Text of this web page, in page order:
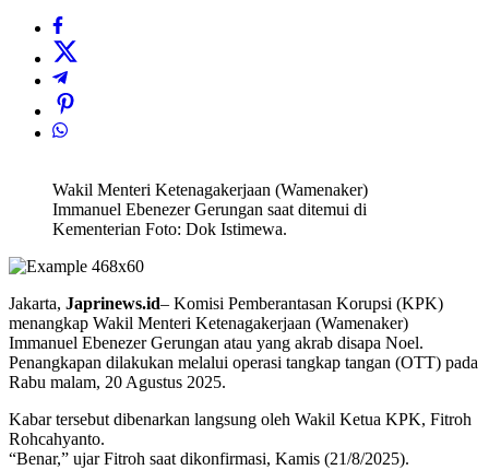
Wakil Menteri Ketenagakerjaan (Wamenaker)
Immanuel Ebenezer Gerungan saat ditemui di
Kementerian Foto: Dok Istimewa.
Jakarta, Japrinews.id– Komisi Pemberantasan Korupsi (KPK)
menangkap Wakil Menteri Ketenagakerjaan (Wamenaker)
Immanuel Ebenezer Gerungan atau yang akrab disapa Noel.
Penangkapan dilakukan melalui operasi tangkap tangan (OTT) pada
Rabu malam, 20 Agustus 2025.
Kabar tersebut dibenarkan langsung oleh Wakil Ketua KPK, Fitroh
Rohcahyanto.
“Benar,” ujar Fitroh saat dikonfirmasi, Kamis (21/8/2025).